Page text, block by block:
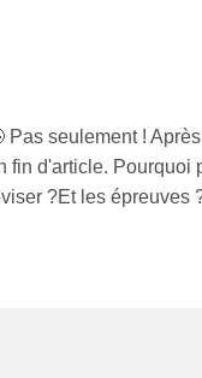
Pas seulement !
fin d'article. Pourquoi
?Et les épreuves